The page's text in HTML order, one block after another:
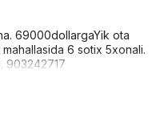
69000dollargaYik ota
6 sotix 5xonali.
903242717